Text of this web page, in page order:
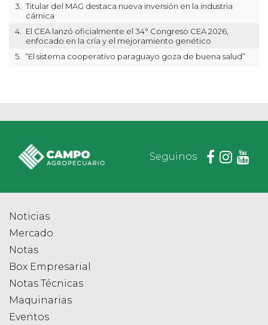
3.
Titular del MAG destaca nueva inversión en la industria
cárnica
4.
El CEA lanzó oficialmente el 34° Congreso CEA 2026,
enfocado en la cría y el mejoramiento genético
5.
“El sistema cooperativo paraguayo goza de buena salud”
Seguinos
Noticias
Mercado
Notas
Box Empresarial
Notas Técnicas
Maquinarias
Eventos